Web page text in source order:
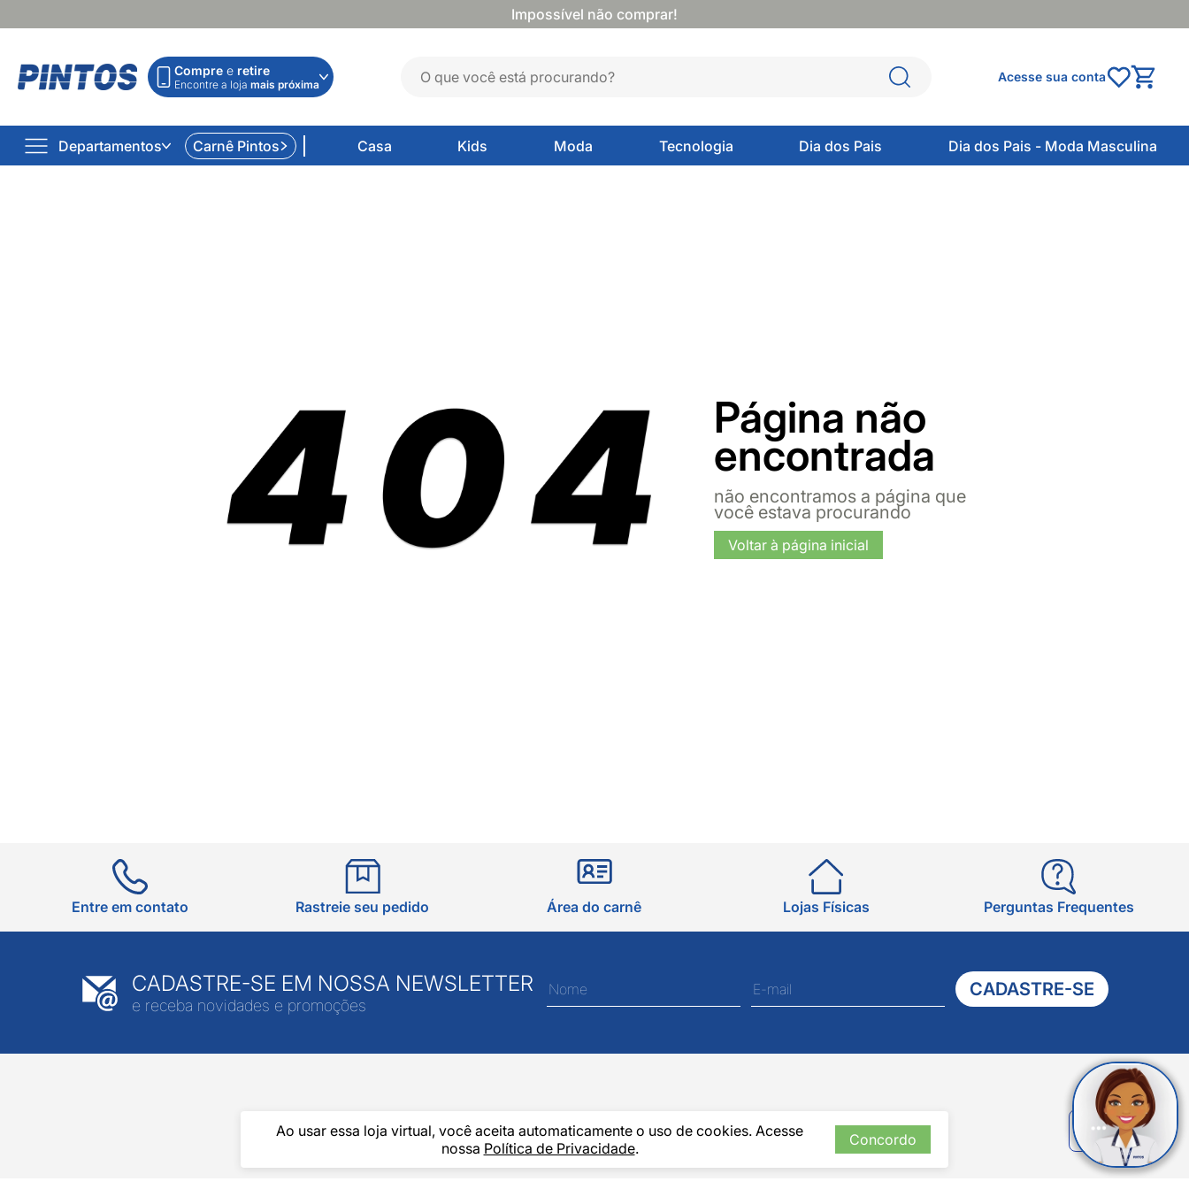
Impossível não comprar!
Compre e retire
Encontre a loja mais próxima
Acesse sua conta
Departamentos Carnê Pintos Casa Kids Moda Tecnologia Dia dos Pais Dia dos Pais - Moda Masculina
Página não
encontrada
não encontramos a página que
você estava procurando
Voltar à página inicial
Ao usar essa loja virtual, você aceita automaticamente o uso de cookies. Acesse
nossa Política de Privacidade. Concordo
Entre em contato Rastreie seu pedido Área do carnê Lojas Físicas Perguntas Frequentes
CADASTRE-SE EM NOSSA NEWSLETTER
e receba novidades e promoções
CADASTRE-SE
Verificada
por